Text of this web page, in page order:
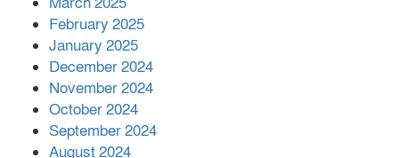
সহায়তা দিলেন সাচিং প্রু জেরী
February 2025
January 2025
December 2024
November 2024
October 2024
September 2024
August 2024